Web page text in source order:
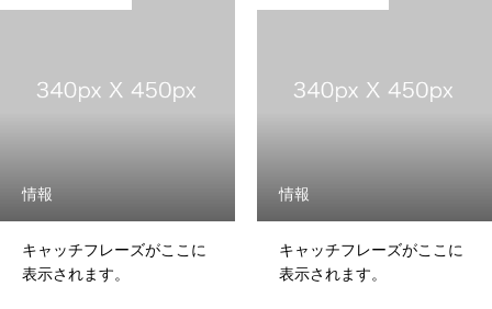
情報
キャッチフレーズがここに
表示されます。
情報
キャッチフレーズがここに
表示されます。